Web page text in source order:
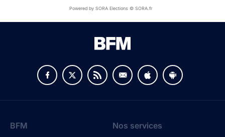
Powered by SORA Elections © SORA.fr
BFM Nos services